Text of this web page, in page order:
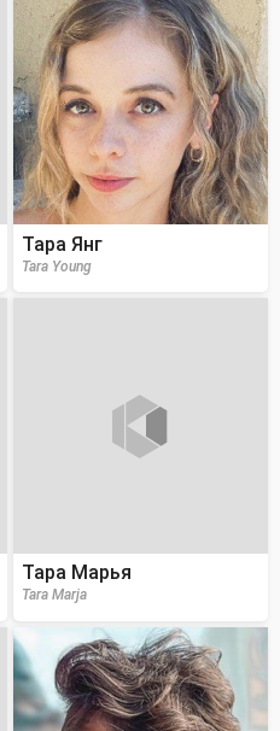
Тара Янг
Tara Young
Тара Марья
Tara Marja